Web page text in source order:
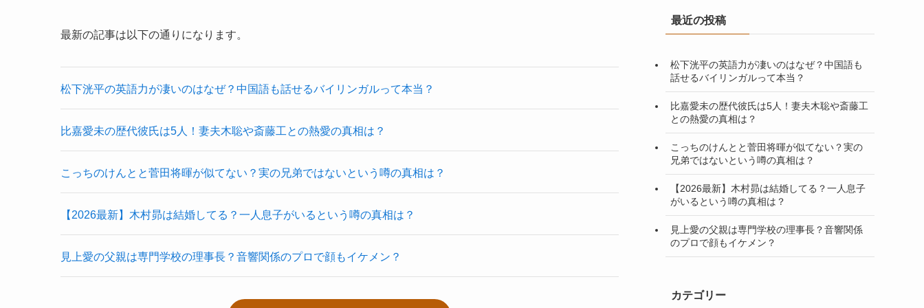
最新の記事は以下の通りになります。
松下洸平の英語力が凄いのはなぜ？中国語も話せるバイリンガルって本当？
比嘉愛未の歴代彼氏は5人！妻夫木聡や斎藤工との熱愛の真相は？
こっちのけんとと菅田将暉が似てない？実の兄弟ではないという噂の真相は？
【2026最新】木村昴は結婚してる？一人息子がいるという噂の真相は？
見上愛の父親は専門学校の理事長？音響関係のプロで顔もイケメン？
最近の投稿
松下洸平の英語力が凄いのはなぜ？中国語も
話せるバイリンガルって本当？
比嘉愛未の歴代彼氏は5人！妻夫木聡や斎藤工
との熱愛の真相は？
こっちのけんとと菅田将暉が似てない？実の
兄弟ではないという噂の真相は？
【2026最新】木村昴は結婚してる？一人息子
がいるという噂の真相は？
見上愛の父親は専門学校の理事長？音響関係
のプロで顔もイケメン？
カテゴリー